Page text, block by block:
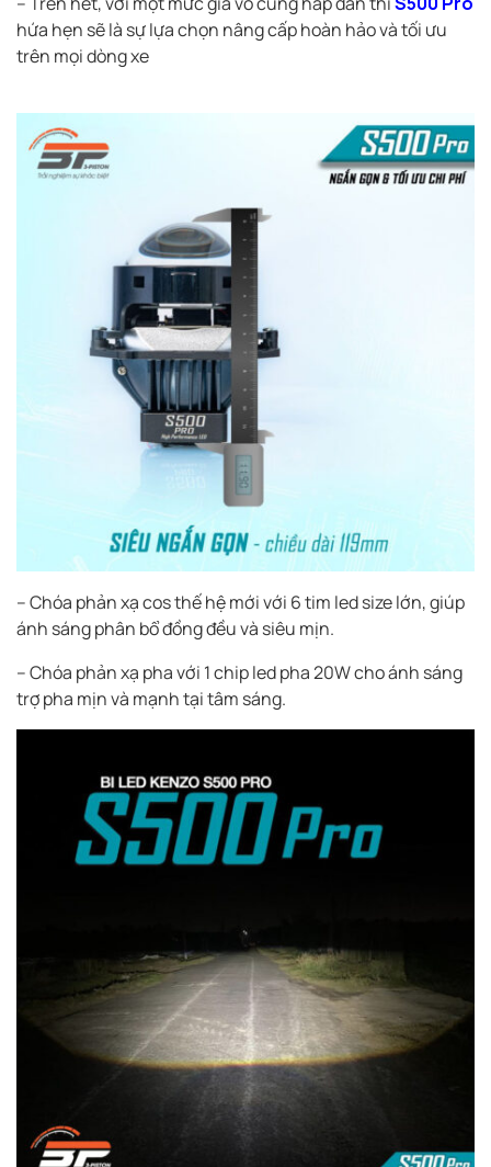
hứa hẹn sẽ là sự lựa chọn nâng cấp hoàn hảo và tối ưu
trên mọi dòng xe
– Chóa phản xạ cos thế hệ mới với 6 tim led size lớn, giúp
ánh sáng phân bổ đồng đều và siêu mịn.
– Chóa phản xạ pha với 1 chip led pha 20W cho ánh sáng
trợ pha mịn và mạnh tại tâm sáng.